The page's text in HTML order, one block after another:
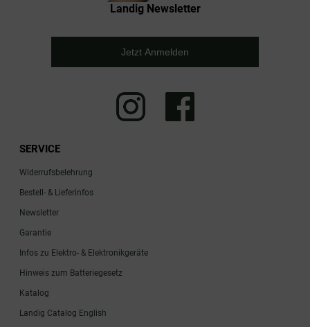
Landig Newsletter
Jetzt Anmelden
SERVICE
Widerrufsbelehrung
Bestell- & Lieferinfos
Newsletter
Garantie
Infos zu Elektro- & Elektronikgeräte
Hinweis zum Batteriegesetz
Katalog
Landig Catalog English